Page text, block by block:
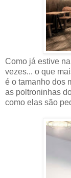
Como já estive
vezes... o que
é o tamanho dos
as poltroninhas
como elas são